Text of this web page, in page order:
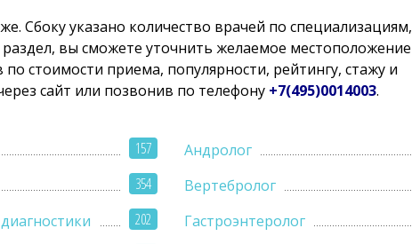
Сбоку указано количество врачей по специализациям,
вы сможете уточнить желаемое местоположение
стоимости приема, популярности, рейтингу, стажу и
сайт или позвонив по телефону +7(495)0014003.
157
Андролог
354
Вертебролог
202
Гастроэнтеролог